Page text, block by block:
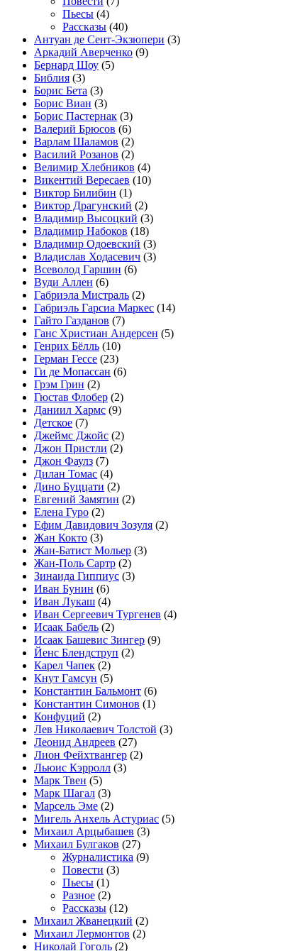
Пьесы (4)
Рассказы (40)
Антуан де Сент-Экзюпери (3)
Аркадий Аверченко (9)
Бернард Шоу (5)
Библия (3)
Борис Бета (3)
Борис Виан (3)
Борис Пастернак (3)
Валерий Брюсов (6)
Варлам Шаламов (2)
Василий Розанов (2)
Велимир Хлебников (4)
Викентий Вересаев (10)
Виктор Билибин (1)
Виктор Драгунский (2)
Владимир Высоцкий (3)
Владимир Набоков (18)
Владимир Одоевский (3)
Владислав Ходасевич (3)
Всеволод Гаршин (6)
Вуди Аллен (6)
Габриэла Мистраль (2)
Габриэль Гарсиа Маркес (14)
Гайто Газданов (7)
Ганс Христиан Андерсен (5)
Генрих Бёлль (10)
Герман Гессе (23)
Ги де Мопассан (6)
Грэм Грин (2)
Гюстав Флобер (2)
Даниил Хармс (9)
Детское (7)
Джеймс Джойс (2)
Джон Пристли (2)
Джон Фаулз (7)
Дилан Томас (4)
Дино Буццати (2)
Евгений Замятин (2)
Елена Гуро (2)
Ефим Давидович Зозуля (2)
Жан Кокто (3)
Жан-Батист Мольер (3)
Жан-Поль Сартр (2)
Зинаида Гиппиус (3)
Иван Бунин (6)
Иван Лукаш (4)
Иван Сергеевич Тургенев (4)
Исаак Бабель (2)
Исаак Башевис Зингер (9)
Йенс Блендструп (2)
Карел Чапек (2)
Кнут Гамсун (5)
Константин Бальмонт (6)
Константин Симонов (1)
Конфуций (2)
Лев Николаевич Толстой (3)
Леонид Андреев (27)
Лион Фейхтвангер (2)
Льюис Кэрролл (3)
Марк Твен (5)
Марк Шагал (3)
Марсель Эме (2)
Мигель Анхель Астуриас (5)
Михаил Арцыбашев (3)
Михаил Булгаков (27)
Журналистика (9)
Повести (3)
Пьесы (1)
Разное (2)
Рассказы (12)
Михаил Жванецкий (2)
Михаил Лермонтов (2)
Николай Гоголь (2)